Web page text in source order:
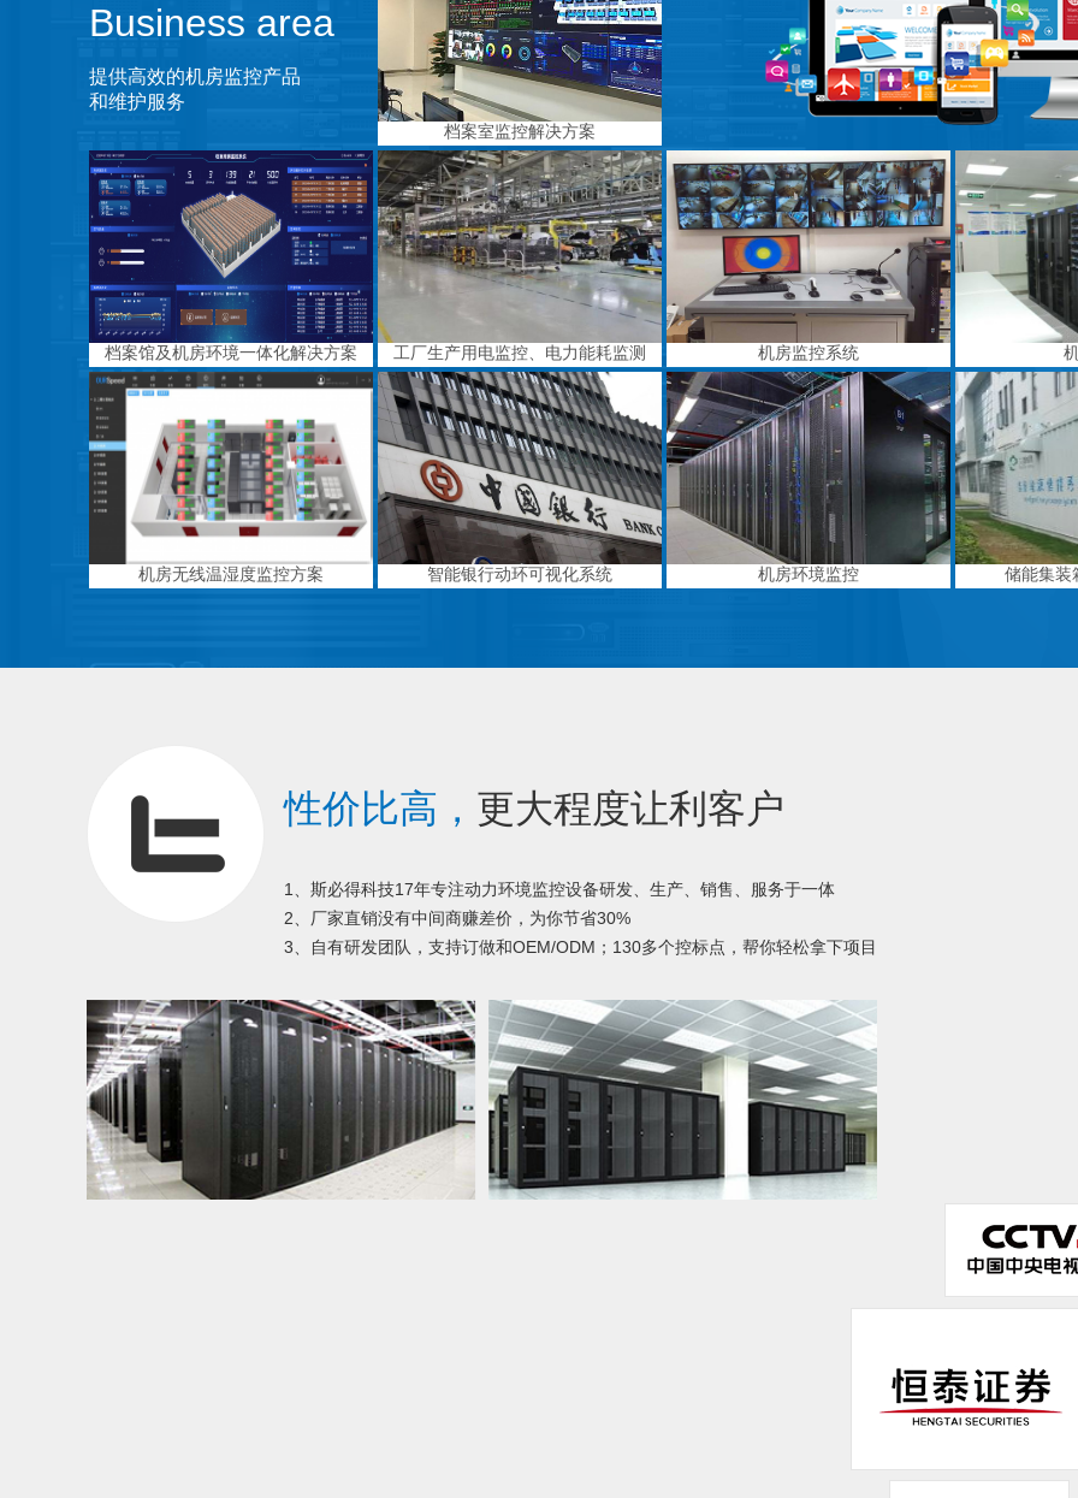
Business area
提供高效的机房监控产品
和维护服务
档案室监控解决方案
档案馆及机房环境一体化解决方案 工厂生产用电监控、电力能耗监测 机房监控系统
机房无线温湿度监控方案 智能银行动环可视化系统 机房环境监控 储能集装
性价比高， 更大程度让利客户
1、斯必得科技17年专注动力环境监控设备研发、生产、销售、服务于一体
2、厂家直销没有中间商赚差价，为你节省30%
3、自有研发团队，支持订做和OEM/ODM；130多个控标点，帮你轻松拿下项目